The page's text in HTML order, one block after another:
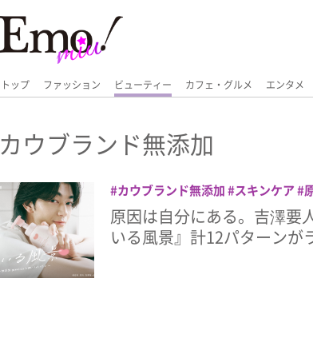
トップ ファッション ビューティー カフェ・グルメ エンタメ
カウブランド無添加
カウブランド無添加 スキンケア
要人 牛乳石鹸 美容
原因は自分にある。吉澤要
いる風景』計12パターン